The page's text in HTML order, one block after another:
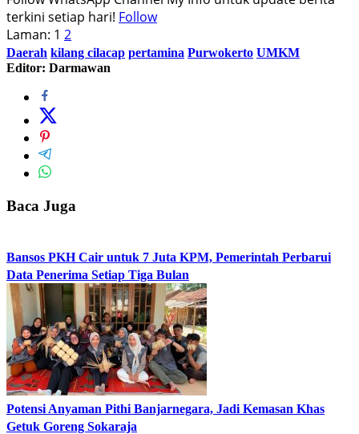
terkini setiap hari! Follow
Laman: 1 2
Daerah kilang cilacap pertamina Purwokerto UMKM
Editor: Darmawan
Baca Juga
Bansos PKH Cair untuk 7 Juta KPM, Pemerintah Perbarui
Data Penerima Setiap Tiga Bulan
Potensi Anyaman Pithi Banjarnegara, Jadi Kemasan Khas
Getuk Goreng Sokaraja